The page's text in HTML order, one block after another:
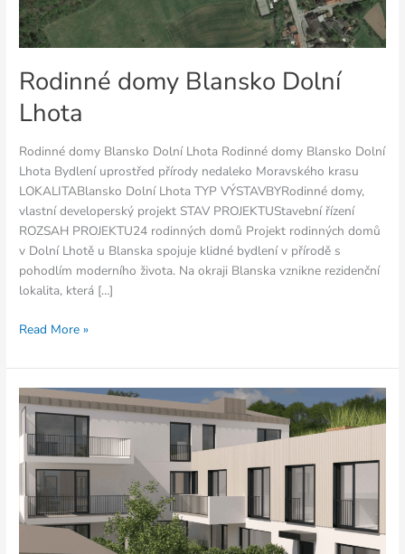
Rodinné domy Blansko Dolní
Lhota
Rodinné domy Blansko Dolní Lhota Rodinné domy Blansko Dolní
Lhota Bydlení uprostřed přírody nedaleko Moravského krasu
LOKALITABlansko Dolní Lhota TYP VÝSTAVBYRodinné domy,
vlastní developerský projekt STAV PROJEKTUStavební řízení
ROZSAH PROJEKTU24 rodinných domů Projekt rodinných domů
v Dolní Lhotě u Blanska spojuje klidné bydlení v přírodě s
pohodlím moderního života. Na okraji Blanska vznikne rezidenční
lokalita, která […]
Read More »
Bytový
dům
Brno-
Komín